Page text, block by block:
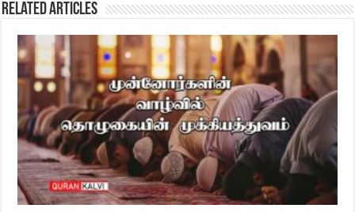
Related Articles